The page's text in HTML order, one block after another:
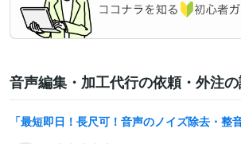
音声編集・加工代行の依頼・外注